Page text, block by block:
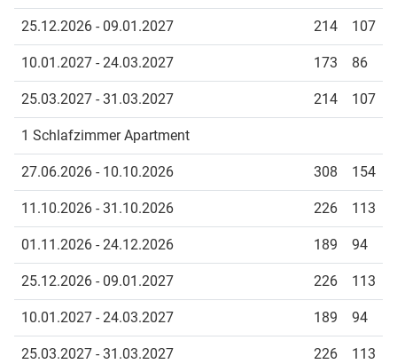
25.12.2026 - 09.01.2027 214 107
10.01.2027 - 24.03.2027 173 86
25.03.2027 - 31.03.2027 214 107
1 Schlafzimmer Apartment
27.06.2026 - 10.10.2026 308 154
11.10.2026 - 31.10.2026 226 113
01.11.2026 - 24.12.2026 189 94
25.12.2026 - 09.01.2027 226 113
10.01.2027 - 24.03.2027 189 94
25.03.2027 - 31.03.2027 226 113